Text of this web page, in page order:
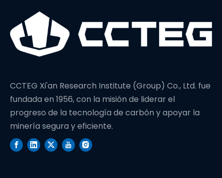
CCTEG Xi'an Research Institute (Group) Co., Ltd. fue
fundada en 1956, con la misión de liderar el
progreso de la tecnología de carbón y apoyar la
minería segura y eficiente.